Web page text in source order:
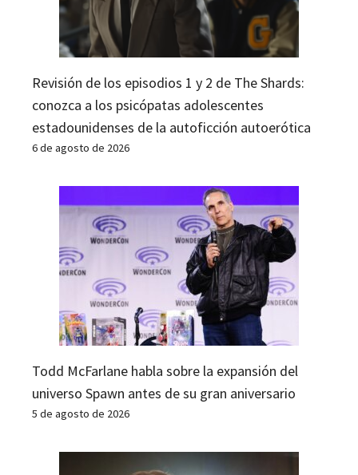
Revisión de los episodios 1 y 2 de The Shards:
conozca a los psicópatas adolescentes
estadounidenses de la autoficción autoerótica
6 de agosto de 2026
Todd McFarlane habla sobre la expansión del
universo Spawn antes de su gran aniversario
5 de agosto de 2026